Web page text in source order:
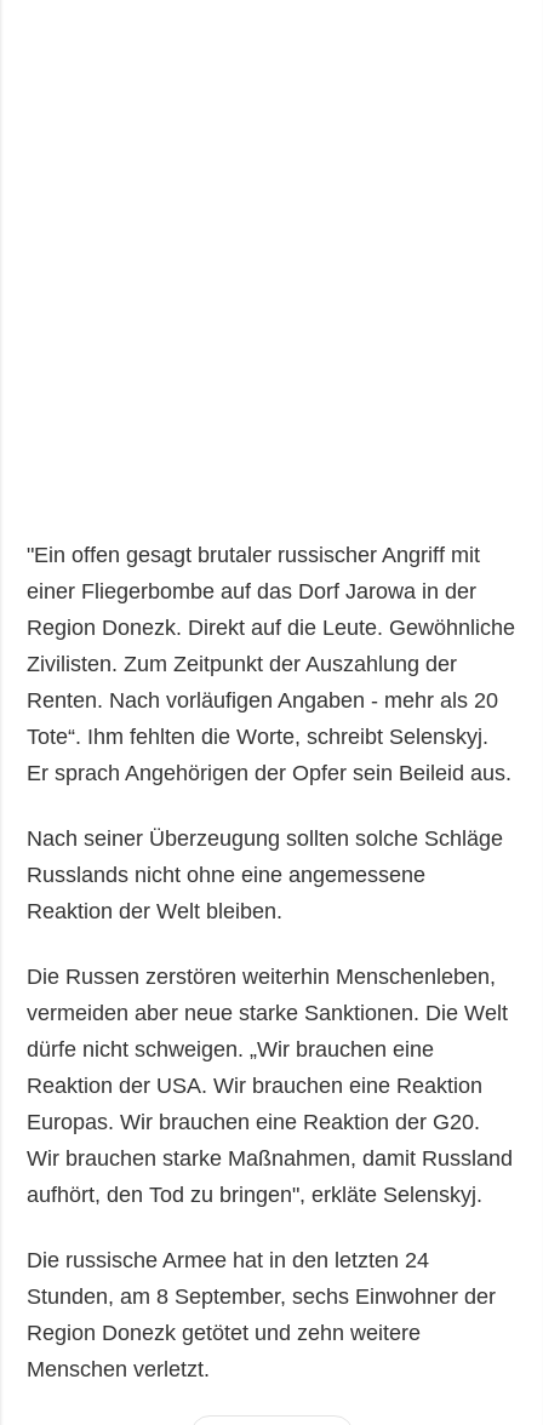
"Ein offen gesagt brutaler russischer Angriff mit
einer Fliegerbombe auf das Dorf Jarowa in der
Region Donezk. Direkt auf die Leute. Gewöhnliche
Zivilisten. Zum Zeitpunkt der Auszahlung der
Renten. Nach vorläufigen Angaben - mehr als 20
Tote“. Ihm fehlten die Worte, schreibt Selenskyj.
Er sprach Angehörigen der Opfer sein Beileid aus.
Nach seiner Überzeugung sollten solche Schläge
Russlands nicht ohne eine angemessene
Reaktion der Welt bleiben.
Die Russen zerstören weiterhin Menschenleben,
vermeiden aber neue starke Sanktionen. Die Welt
dürfe nicht schweigen. „Wir brauchen eine
Reaktion der USA. Wir brauchen eine Reaktion
Europas. Wir brauchen eine Reaktion der G20.
Wir brauchen starke Maßnahmen, damit Russland
aufhört, den Tod zu bringen", erkläte Selenskyj.
Die russische Armee hat in den letzten 24
Stunden, am 8 September, sechs Einwohner der
Region Donezk getötet und zehn weitere
Menschen verletzt.